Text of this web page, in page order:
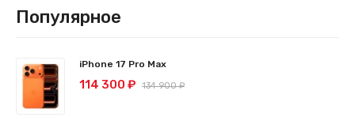
Популярное
iPhone 17 Pro Max
114 300 ₽ 134 900 ₽